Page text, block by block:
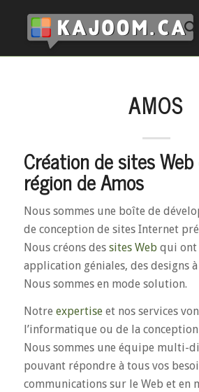
AMOS
Création de sites
région de Amos
Nous sommes une boîte de
de conception de sites Internet
Nous créons des sites Webqui ont
application géniales, des designs
Nous sommes en mode solution.
Notre expertiseet nos services
l’informatique ou de la
Nous sommes une équipe multi-
pouvant répondre à tous vos
communications sur le Web et en